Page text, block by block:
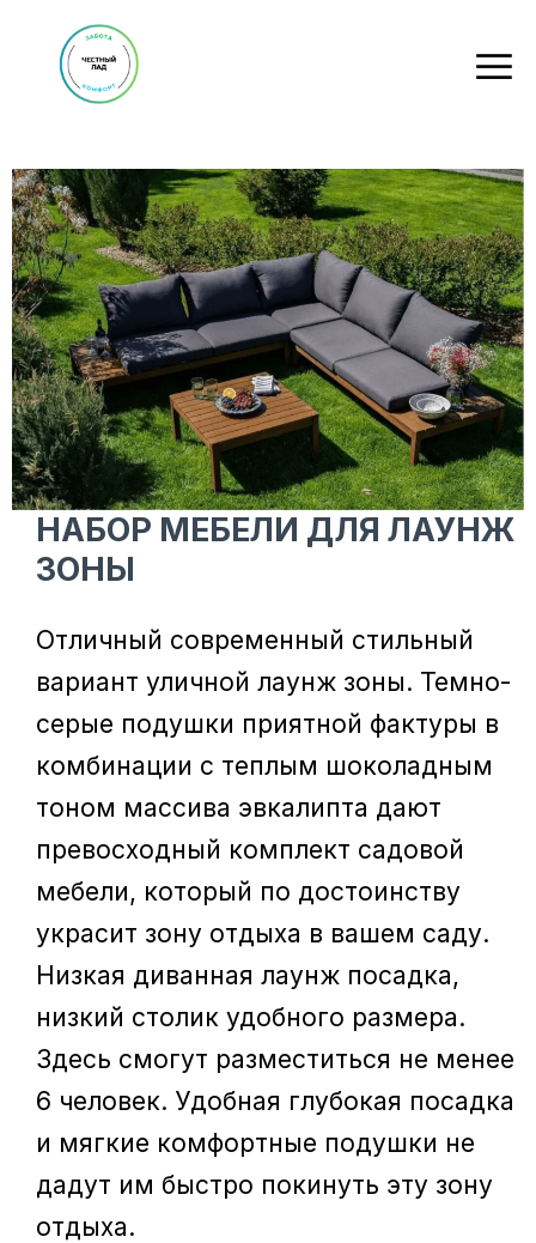
НАБОР МЕБЕЛИ ДЛЯ ЛАУНЖ
ЗОНЫ
Отличный современный стильный
вариант уличной лаунж зоны. Темно-
серые подушки приятной фактуры в
комбинации с теплым шоколадным
тоном массива эвкалипта дают
превосходный комплект садовой
мебели, который по достоинству
украсит зону отдыха в вашем саду.
Низкая диванная лаунж посадка,
низкий столик удобного размера.
Здесь смогут разместиться не менее
6 человек. Удобная глубокая посадка
и мягкие комфортные подушки не
дадут им быстро покинуть эту зону
отдыха.